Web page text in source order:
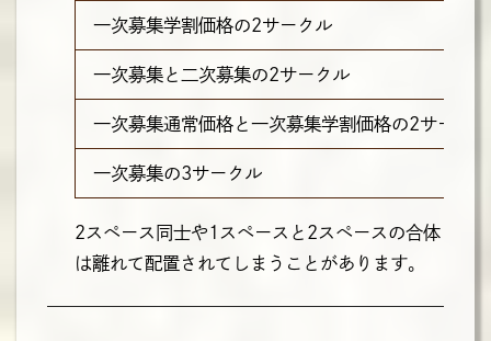
一次募集学割価格の2サークル
一次募集と二次募集の2サークル
一次募集通常価格と一次募集学割価格の2サークル
一次募集の3サークル
2スペース同士や1スペースと2スペースの合体
は離れて配置されてしまうことがあります。